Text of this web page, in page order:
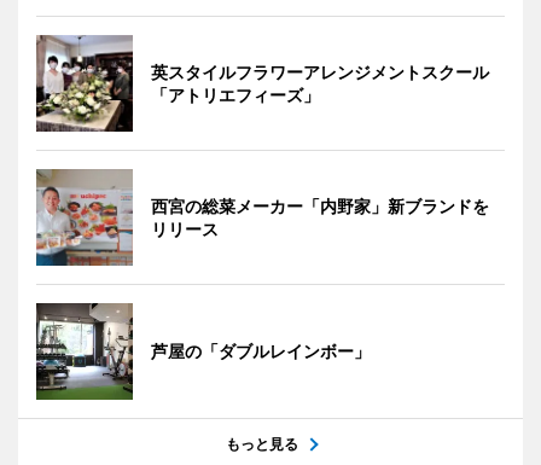
英スタイルフラワーアレンジメントスクール
「アトリエフィーズ」
西宮の総菜メーカー「内野家」新ブランドを
リリース
芦屋の「ダブルレインボー」
もっと見る